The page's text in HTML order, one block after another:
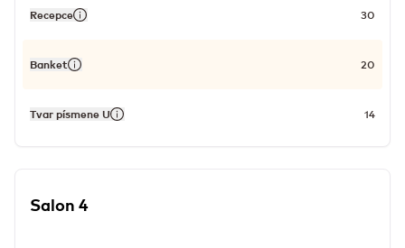
Recepce 30
Banket 20
Tvar písmene U 14
Salon 4